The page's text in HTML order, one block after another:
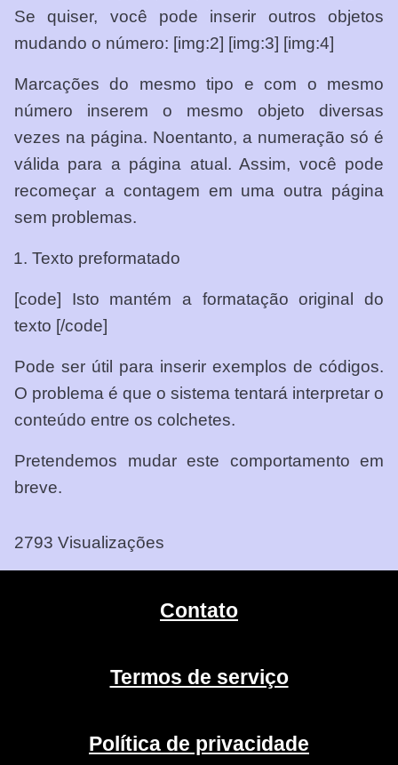
Se quiser, você pode inserir outros objetos
mudando o número: [img:2] [img:3] [img:4]
Marcações do mesmo tipo e com o mesmo
número inserem o mesmo objeto diversas
vezes na página. Noentanto, a numeração só é
válida para a página atual. Assim, você pode
recomeçar a contagem em uma outra página
sem problemas.
Texto preformatado
[code] Isto mantém a formatação original do
texto [/code]
Pode ser útil para inserir exemplos de códigos.
O problema é que o sistema tentará interpretar o
conteúdo entre os colchetes.
Pretendemos mudar este comportamento em
breve.
2793 Visualizações
Contato
Termos de serviço
Política de privacidade